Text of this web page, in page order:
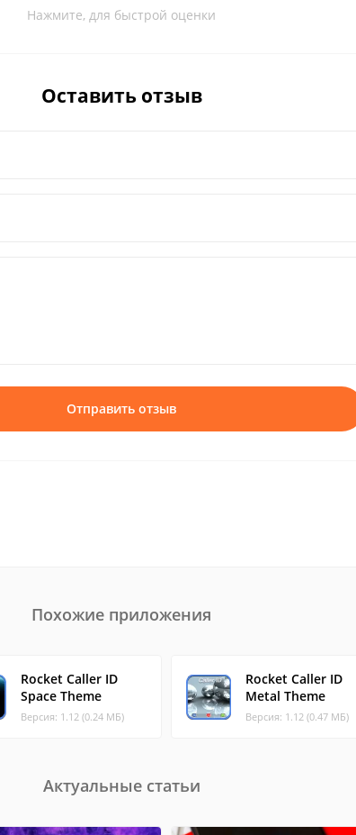
Нажмите, для быстрой оценки
Оставить отзыв
Отправить отзыв
Похожие приложения
Rocket Caller ID
Space Theme
Версия: 1.12 (0.24 МБ)
Rocket Caller ID
Metal Theme
Версия: 1.12 (0.47 МБ)
Актуальные статьи